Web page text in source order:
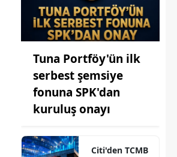
Tuna Portföy'ün ilk
serbest şemsiye
fonuna SPK'dan
kuruluş onayı
Citi'den TCMB